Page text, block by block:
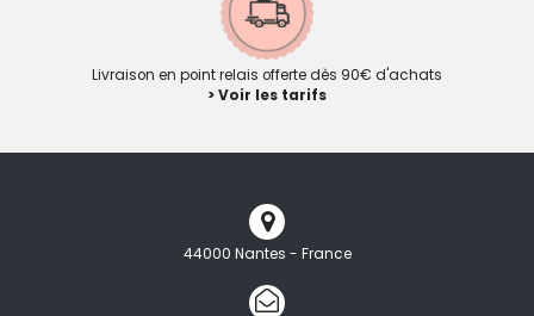
Livraison en point relais offerte dès 90€ d'achats
> Voir les tarifs
44000 Nantes - France